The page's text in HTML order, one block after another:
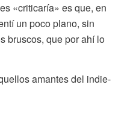
«criticaría» es que, en
un poco plano, sin
bruscos, que por ahí lo
amantes del indie-